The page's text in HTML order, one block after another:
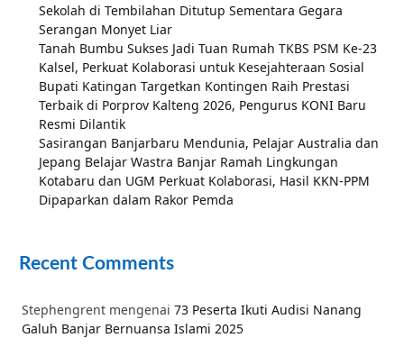
Sekolah di Tembilahan Ditutup Sementara Gegara
Serangan Monyet Liar
Tanah Bumbu Sukses Jadi Tuan Rumah TKBS PSM Ke-23
Kalsel, Perkuat Kolaborasi untuk Kesejahteraan Sosial
Bupati Katingan Targetkan Kontingen Raih Prestasi
Terbaik di Porprov Kalteng 2026, Pengurus KONI Baru
Resmi Dilantik
Sasirangan Banjarbaru Mendunia, Pelajar Australia dan
Jepang Belajar Wastra Banjar Ramah Lingkungan
Kotabaru dan UGM Perkuat Kolaborasi, Hasil KKN-PPM
Dipaparkan dalam Rakor Pemda
Recent Comments
Stephengrent mengenai 73 Peserta Ikuti Audisi Nanang
Galuh Banjar Bernuansa Islami 2025